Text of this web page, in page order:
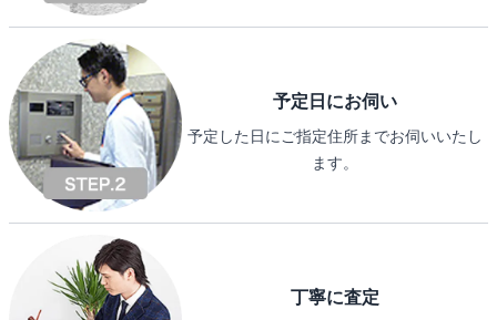
予定日にお伺い
予定した日にご指定住所までお伺いいたし
ます。
丁寧に査定